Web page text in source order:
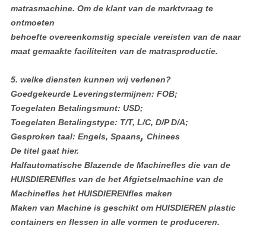
matrasmachine. Om de klant van de marktvraag te
ontmoeten
behoefte overeenkomstig speciale vereisten van de naar
maat gemaakte faciliteiten van de matrasproductie.
5. welke diensten kunnen wij verlenen?
Goedgekeurde Leveringstermijnen: FOB;
Toegelaten Betalingsmunt: USD;
Toegelaten Betalingstype: T/T, L/C, D/P D/A;
Gesproken taal: Engels, Spaans, Chinees
De titel gaat hier.
Halfautomatische Blazende de Machinefles die van de
HUISDIERENfles van de het Afgietselmachine van de
Machinefles het HUISDIERENfles maken
Maken van Machine is geschikt om HUISDIEREN plastic
containers en flessen in alle vormen te produceren.